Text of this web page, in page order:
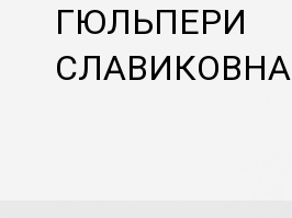
ГЮЛЬПЕРИ
СЛАВИКОВНА